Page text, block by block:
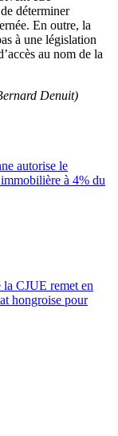
déterminer
En outre, la
à une législation
au nom de la
Denuit)
autorise le
à 4% du
la CJUE remet en
hongroise pour